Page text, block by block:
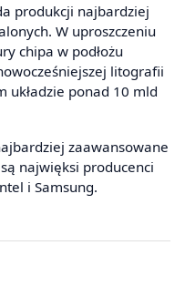
produkcji najbardziej
W uproszczeniu
chipa w podłożu
litografii
układzie ponad 10 mld
zaawansowane
najwięksi producenci
i Samsung.